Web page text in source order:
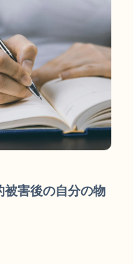
害後の自分の物